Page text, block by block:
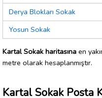
Derya Blokları Sokak
Yosun Sokak
Kartal Sokak haritasına en
metre olarak hesaplanmıştır.
Kartal Sokak Posta